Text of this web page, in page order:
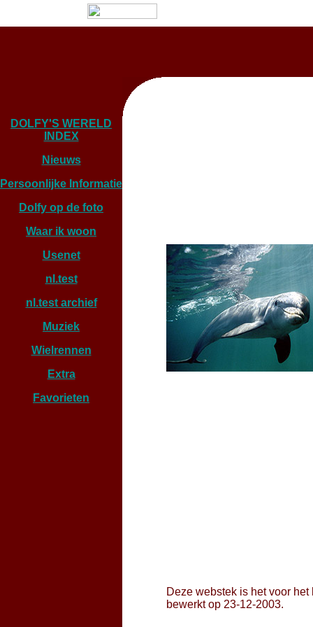
DOLFY'S WERELD
INDEX
Nieuws
Persoonlijke Informatie
Dolfy op de foto
Waar ik woon
Usenet
nl.test
nl.test archief
Muziek
Wielrennen
Extra
Favorieten
Deze webstek is het voor het
bewerkt op 23-12-2003.